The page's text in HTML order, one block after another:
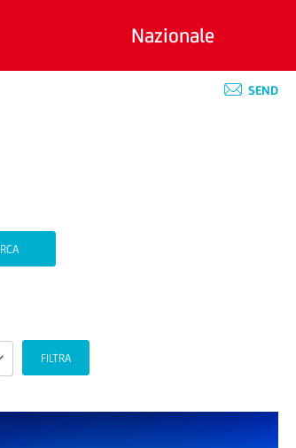
Nazionale
SEND
FILTRA